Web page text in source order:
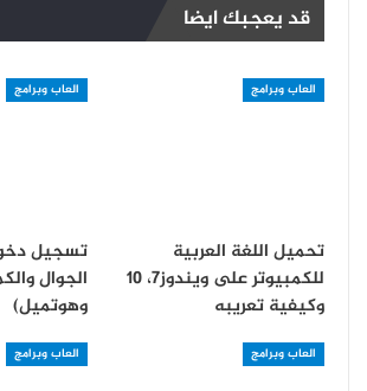
قد يعجبك ايضا
العاب وبرامج
تحميل اللغة العربية
للكمبيوتر على ويندوز7، 10
وكيفية تعريبه
العاب وبرامج
تسجيل
الجوال
وهوتميل)
العاب وبرامج العاب وبرامج